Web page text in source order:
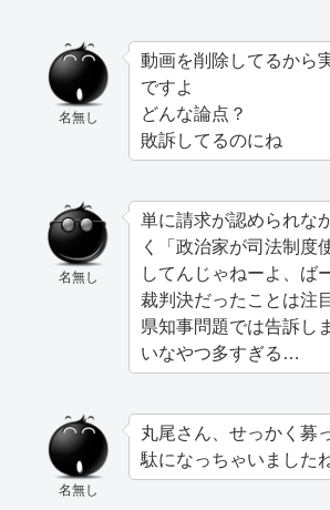
名無し
動画を削除してるから
ですよ
どんな論点？
敗訴してるのにね
名無し
単に請求が認められな
く「政治家が司法制度
してんじゃねーよ、ば
裁判決だったことは注
県知事問題では告訴し
いなやつ多すぎる…
名無し
丸尾さん、せっかく募
駄になっちゃいました